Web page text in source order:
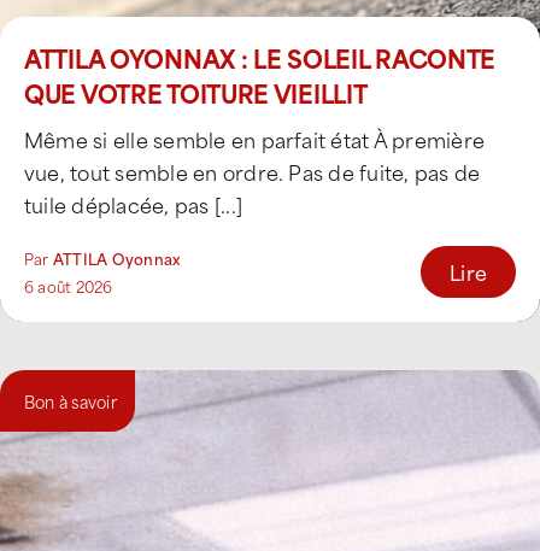
ATTILA OYONNAX : LE SOLEIL RACONTE
QUE VOTRE TOITURE VIEILLIT
Même si elle semble en parfait état À première
vue, tout semble en ordre. Pas de fuite, pas de
tuile déplacée, pas [...]
Par ATTILA Oyonnax
6 août 2026
Lire
Bon à savoir